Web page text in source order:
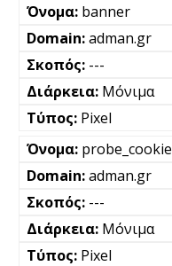
banner
adman.gr
---
Μόνιμα
Pixel
probe_cookie
adman.gr
---
Μόνιμα
Pixel